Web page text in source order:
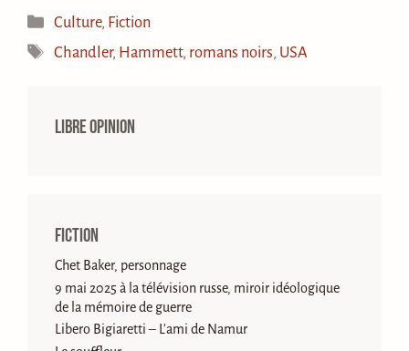
Catégories
Culture, Fiction
Étiquettes
Chandler, Hammett, romans noirs, USA
Libre opinion
Fiction
Chet Baker, personnage
9 mai 2025 à la télévision russe, miroir idéologique
de la mémoire de guerre
Libero Bigiaretti – L’ami de Namur